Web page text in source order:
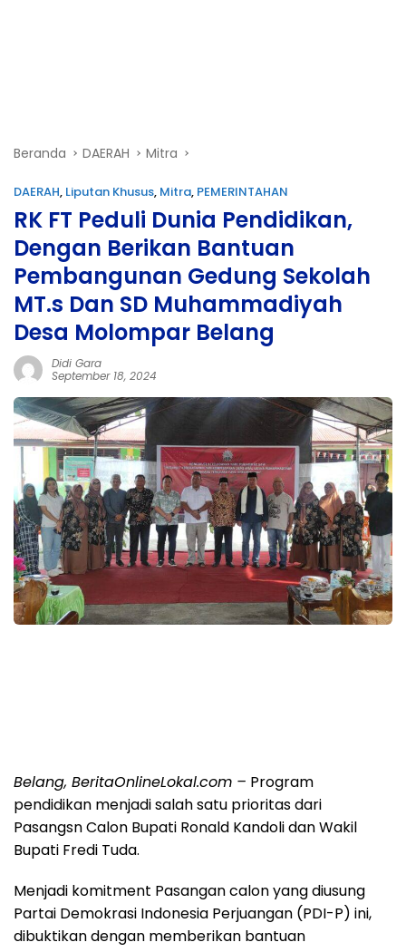
Beranda DAERAH Mitra
DAERAH, Liputan Khusus, Mitra, PEMERINTAHAN
RK FT Peduli Dunia Pendidikan,
Dengan Berikan Bantuan
Pembangunan Gedung Sekolah
MT.s Dan SD Muhammadiyah
Desa Molompar Belang
Didi Gara
September 18, 2024
Belang, BeritaOnlineLokal.com – Program
pendidikan menjadi salah satu prioritas dari
Pasangsn Calon Bupati Ronald Kandoli dan Wakil
Bupati Fredi Tuda.
Menjadi komitment Pasangan calon yang diusung
Partai Demokrasi Indonesia Perjuangan (PDI-P) ini,
dibuktikan dengan memberikan bantuan